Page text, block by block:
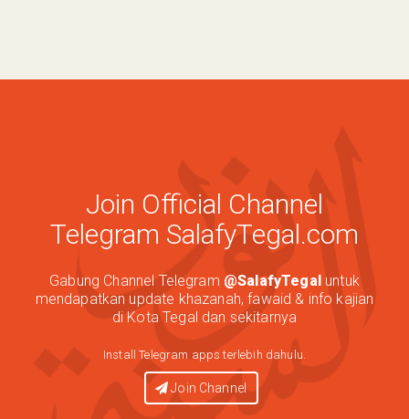
Join Official Channel
Telegram SalafyTegal.com
Gabung Channel Telegram @SalafyTegal untuk
mendapatkan update khazanah, fawaid & info kajian
di Kota Tegal dan sekitarnya
Install Telegram apps terlebih dahulu.
Join Channel